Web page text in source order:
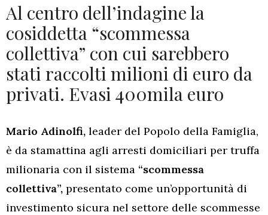
Al centro dell’indagine la
cosiddetta “scommessa
collettiva” con cui sarebbero
stati raccolti milioni di euro da
privati. Evasi 400mila euro
Mario Adinolfi, leader del Popolo della Famiglia,
è da stamattina agli arresti domiciliari per truffa
milionaria con il sistema “scommessa
collettiva”, presentato come un’opportunità di
investimento sicura nel settore delle scommesse